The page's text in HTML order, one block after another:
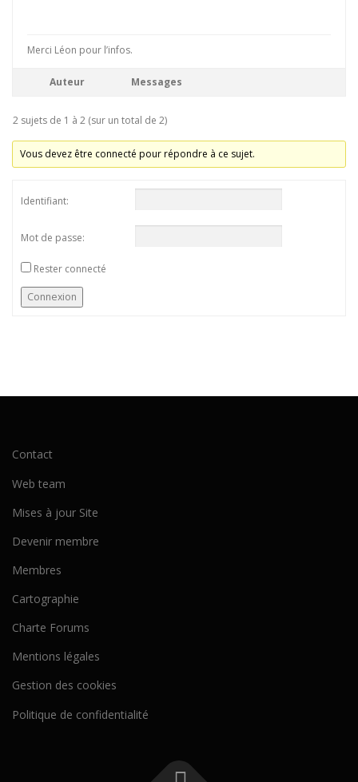
Merci Léon pour l’infos.
Auteur Messages
2 sujets de 1 à 2 (sur un total de 2)
Vous devez être connecté pour répondre à ce sujet.
Identifiant:
Mot de passe:
Rester connecté
Connexion
Contact
Web team
Mises à jour Site
Devenir membre
Membres
Cartographie
Charte Forums
Mentions légales
Gestion des cookies
Politique de confidentialité